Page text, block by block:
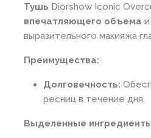
Тушь Diorshow Iconic
впечатляющего объема и
выразительного макияжа
Преимущества:
Долговечность:
ресниц в течение дня.
Выделенные